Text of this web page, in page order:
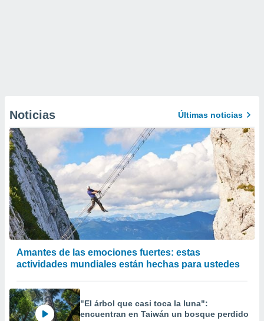
Noticias Últimas noticias
Amantes de las emociones fuertes: estas
actividades mundiales están hechas para ustedes
"El árbol que casi toca la luna":
encuentran en Taiwán un bosque perdido